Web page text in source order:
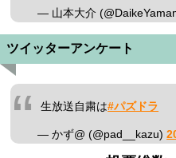
— 山本大介
ツイッターアンケート
生放送自粛は#パズドラ
— かず@ (@pad__kazu)